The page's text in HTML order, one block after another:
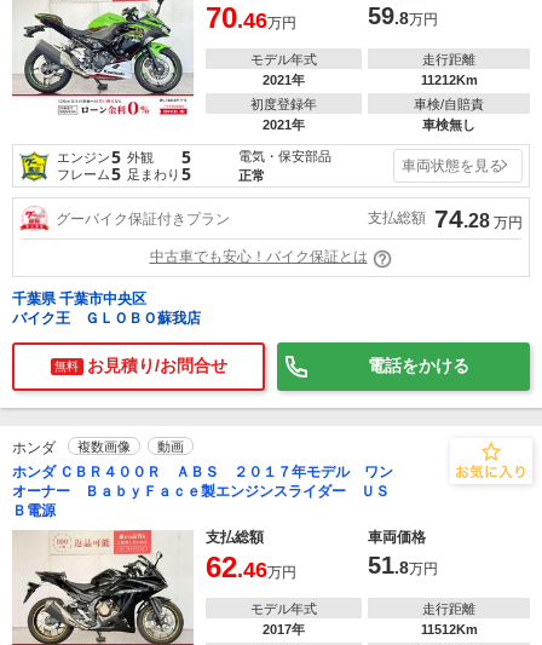
70.46万円 59.8万円
モデル年式
2021年
走行距離
11212Km
初度登録年
2021年
車検/自賠責
車検無し
エンジン5 外観 5
フレーム5 足まわり 5
電気・保安部品
正常
車両状態を見る
グーバイク保証付きプラン 支払総額 74.28 万円
中古車でも安心！バイク保証とは
千葉県 千葉市中央区
バイク王 ＧＬＯＢＯ蘇我店
無料 お見積り/お問合せ 電話をかける
ホンダ 複数画像 動画
ホンダ ＣＢＲ４００Ｒ ＡＢＳ ２０１７年モデル ワン
オーナー ＢａｂｙＦａｃｅ製エンジンスライダー ＵＳ
Ｂ電源
支払総額
車両価格
62.46万円 51.8万円
モデル年式
2017年
走行距離
11512Km